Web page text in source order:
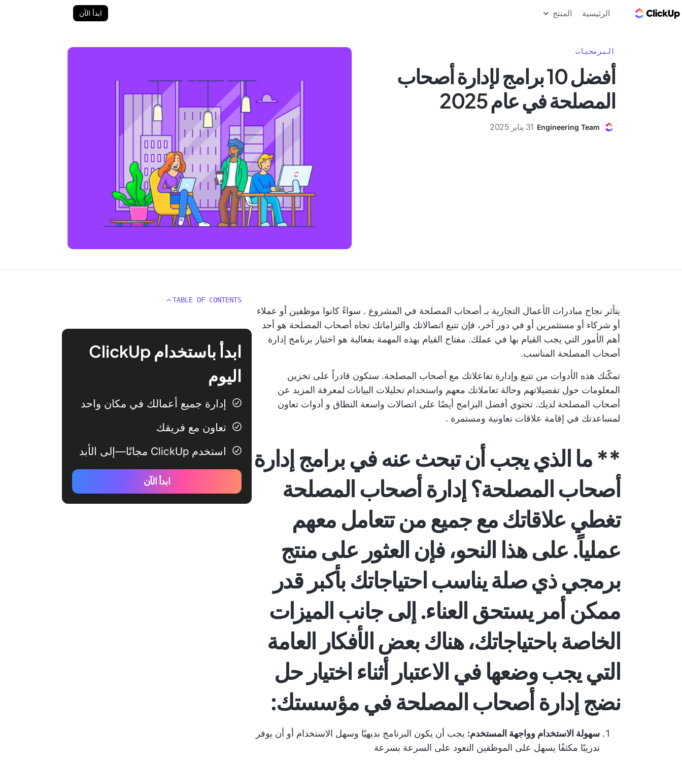
الرئيسية المنتج ابدأ الآن
البرمجيات
أفضل 10 برامج لإدارة أصحاب
المصلحة في عام 2025
Engineering Team 31 يناير 2025
يتأثر نجاح مبادرات الأعمال التجارية بـ أصحاب المصلحة في المشروع . سواءً كانوا موظفين أو عملاء
أو شركاء أو مستثمرين أو في دور آخر، فإن تتبع اتصالاتك والتزاماتك تجاه أصحاب المصلحة هو أحد
أهم الأمور التي يجب القيام بها في عملك. مفتاح القيام بهذه المهمة بفعالية هو اختيار برنامج إدارة
أصحاب المصلحة المناسب.
تمكّنك هذه الأدوات من تتبع وإدارة تفاعلاتك مع أصحاب المصلحة. ستكون قادراً على تخزين
المعلومات حول تفضيلاتهم وحالة تعاملاتك معهم واستخدام تحليلات البيانات لمعرفة المزيد عن
أصحاب المصلحة لديك. تحتوي أفضل البرامج أيضًا على اتصالات واسعة النطاق و أدوات تعاون
لمساعدتك في إقامة علاقات تعاونية ومستمرة .
** ما الذي يجب أن تبحث عنه في برامج إدارة
أصحاب المصلحة؟ إدارة أصحاب المصلحة
تغطي علاقاتك مع جميع من تتعامل معهم
عملياً. على هذا النحو، فإن العثور على منتج
برمجي ذي صلة يناسب احتياجاتك بأكبر قدر
ممكن أمر يستحق العناء. إلى جانب الميزات
الخاصة باحتياجاتك، هناك بعض الأفكار العامة
التي يجب وضعها في الاعتبار أثناء اختيار حل
نضج إدارة أصحاب المصلحة في مؤسستك:
سهولة الاستخدام وواجهة المستخدم: يجب أن يكون البرنامج بديهيًا وسهل الاستخدام أو أن يوفر
تدريبًا مكثفًا يسهل على الموظفين التعود على السرعة بسرعة
TABLE OF CONTENTS
ابدأ باستخدام ClickUp
اليوم
إدارة جميع أعمالك في مكان واحد
تعاون مع فريقك
استخدم ClickUp مجانًا—إلى الأبد
ابدأ الآن